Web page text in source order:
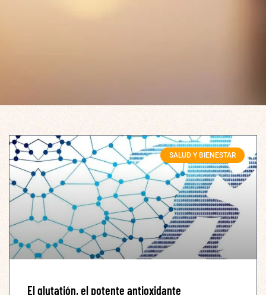
SALUD Y BIENESTAR
El glutatión, el potente antioxidante